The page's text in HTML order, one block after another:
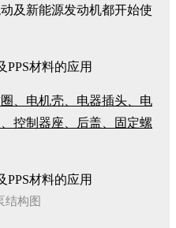
及新能源发动机都开始使
、电机壳、电器插头、电
控制器座、后盖、固定螺
结构图